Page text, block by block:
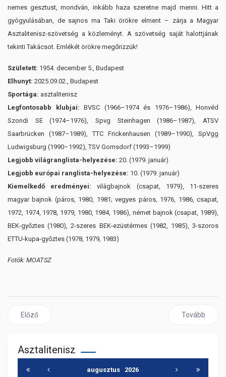
nemes gesztust, mondván, inkább haza szeretne majd menni. Hitt a
gyógyulásában, de sajnos ma Taki örökre elment – zárja a Magyar
Asztalitenisz-szövetség a közleményt. A szövetség saját halottjának
tekinti Takácsot. Emlékét örökre megőrizzük!
Született: 1954. december 5., Budapest
Elhunyt: 2025.09.02., Budapest
Sportága: asztalitenisz
Legfontosabb klubjai: BVSC (1966–1974 és 1976–1986), Honvéd
Szondi SE (1974–1976), Spvg Steinhagen (1986–1987), ATSV
Saarbrücken (1987–1989), TTC Frickenhausen (1989–1990), SpVgg
Ludwigsburg (1990–1992), TSV Gornsdorf (1993–1999)
Legjobb világranglista-helyezése: 20. (1979. január)
Legjobb európai ranglista-helyezése: 10. (1979. január)
Kiemelkedő eredményei:világbajnok (csapat, 1979), 11-szeres
magyar bajnok (páros, 1980, 1981; vegyes páros, 1976, 1986, csapat,
1972, 1974, 1978, 1979, 1980, 1984, 1986), német bajnok (csapat, 1989),
BEK-győztes (1980), 2-szeres BEK-ezüstérmes (1982, 1985), 3-szoros
ETTU-kupa-győztes (1978, 1979, 1983)
Fotók: MOATSZ
Előző cikk: Szakosztályvezetőként juttatná újra az Extraligába a
Előző Következő
Tovább
Asztalitenisz
augusztus 2026